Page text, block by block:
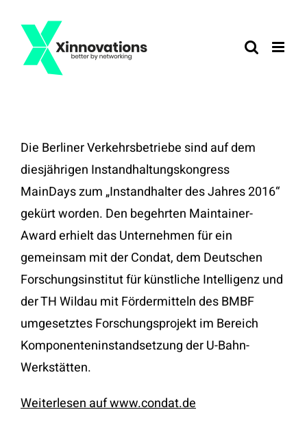
Inhalt
springen
Die Berliner Verkehrsbetriebe sind auf dem
diesjährigen Instandhaltungskongress
MainDays zum „Instandhalter des Jahres 2016“
gekürt worden. Den begehrten Maintainer-
Award erhielt das Unternehmen für ein
gemeinsam mit der Condat, dem Deutschen
Forschungsinstitut für künstliche Intelligenz und
der TH Wildau mit Fördermitteln des BMBF
umgesetztes Forschungsprojekt im Bereich
Komponenteninstandsetzung der U-Bahn-
Werkstätten.
Weiterlesen auf www.condat.de